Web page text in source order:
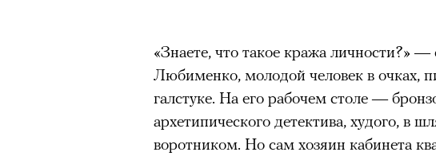
«Знаете, что такое кража личности?»
Любименко, молодой человек в очках,
галстуке. На его рабочем столе —
архетипического детектива, худого, в
воротником. Но сам хозяин кабинета
Подписывайтесь на телеграм-канал
Главное